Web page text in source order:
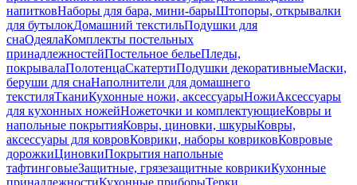
напитковНаборы для бара, мини-барыШтопоры, открывалки
для бутылокДомашний текстильПодушки для
снаОдеялаКомплекты постельных
принадлежностейПостельное бельеПледы,
покрывалаПолотенцаСкатертиПодушки декоративныеМаски,
беруши для снаНаполнители для домашнего
текстиляТканиКухонные ножи, аксессуарыНожиАксессуары
для кухонных ножейНожеточки и комплектующиеКовры и
напольные покрытияКовры, циновки, шкурыКовры,
аксессуары для ковровКоврики, наборы ковриковКовровые
дорожкиЦиновкиПокрытия напольные
тафтинговыеЗащитные, грязезащитные коврикиКухонные
принадлежностиКухонные приборыТерки,